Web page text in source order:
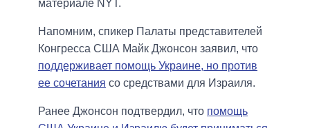
материале NYT.
Напомним, спикер Палаты представителей
Конгресса США Майк Джонсон заявил, что
поддерживает помощь Украине, но против
ее сочетания со средствами для Израиля.
Ранее Джонсон подтвердил, что помощь